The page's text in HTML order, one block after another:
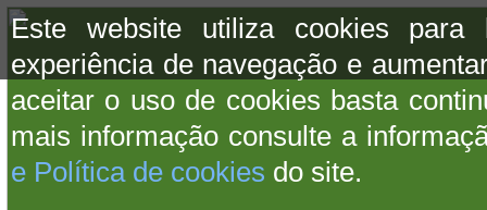
Este website utiliza cookies para
experiência de navegação e
aceitar o uso de cookies basta
mais informação consulte a
e Política de cookies do site.